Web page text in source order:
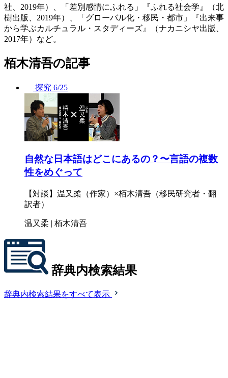
社、2019年）、「差別感情にふれる」『ふれる社会学』（北
樹出版、2019年）、「グローバル化・移民・都市」『出来事
から学ぶカルチュラル・スタディーズ』（ナカニシヤ出版、
2017年）など。
栢木清吾の記事
探究 6/25
自然な日本語はどこにあるの？〜言語の複数
性をめぐって
【対談】温又柔（作家）×栢木清吾（移民研究者・翻
訳者）
温又柔 | 栢木清吾
辞典内検索結果
辞典内検索結果をすべて表示